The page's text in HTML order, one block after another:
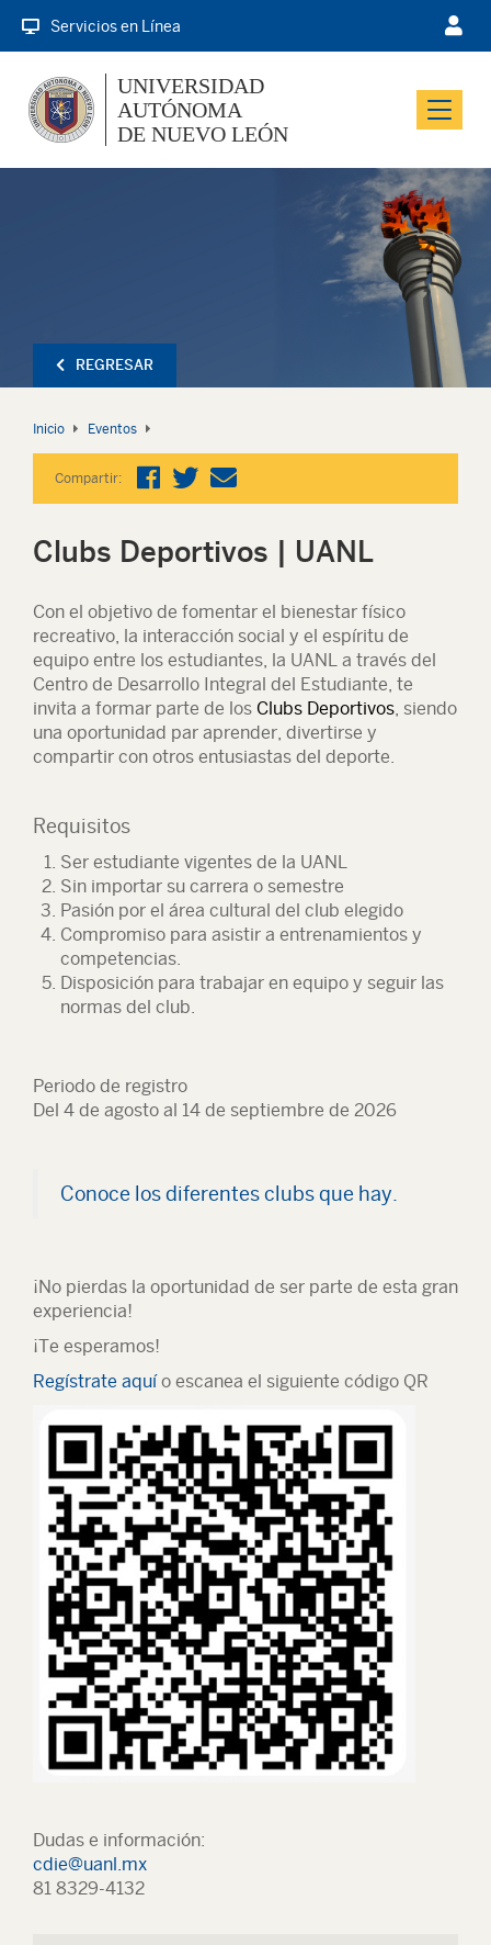
Servicios en Línea
Menu
UNIVERSIDAD
AUTÓNOMA
DE NUEVO LEÓN
REGRESAR
Inicio Eventos
Compartir:
Clubs Deportivos | UANL
Con el objetivo de fomentar el bienestar físico
recreativo, la interacción social y el espíritu de
equipo entre los estudiantes, la UANL a través del
Centro de Desarrollo Integral del Estudiante, te
invita a formar parte de los Clubs Deportivos, siendo
una oportunidad par aprender, divertirse y
compartir con otros entusiastas del deporte.
Requisitos
Ser estudiante vigentes de la UANL
Sin importar su carrera o semestre
Pasión por el área cultural del club elegido
Compromiso para asistir a entrenamientos y
competencias.
Disposición para trabajar en equipo y seguir las
normas del club.
Periodo de registro
Del 4 de agosto al 14 de septiembre de 2026
Conoce los diferentes clubs que hay.
¡No pierdas la oportunidad de ser parte de esta gran
experiencia!
¡Te esperamos!
Regístrate aquío escanea el siguiente código QR
Dudas e información:
cdie@uanl.mx
81 8329-4132